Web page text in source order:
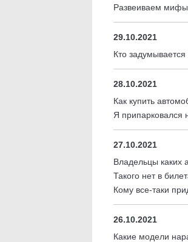
Развеиваем мифы
29.10.2021
Кто
28.10.2021
Как купить
Я припарковался
27.10.2021
Владельцы каких
Такого нет в
Кому все-таки
26.10.2021
Какие модели